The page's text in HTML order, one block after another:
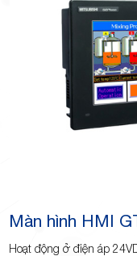
Màn hình HMI
Hoạt động ở điện áp